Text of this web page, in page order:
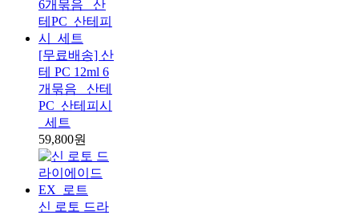
[무료배송] 산
테 PC 12ml 6
개묶음_ 산테
PC_산테피시
_세트
59,800원
신 로토 드라